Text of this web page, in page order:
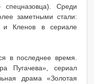
спецназовца). Среди
заметными стали:
и Кленов в сериале
в последнее время.
Пугачева», сериал
драма «Золотая